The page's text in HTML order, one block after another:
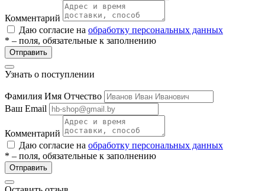
Комментарий
Даю согласие на обработку персональных данных
* – поля, обязательные к заполнению
Отправить
Узнать о поступлении
Фамилия Имя Отчество
Ваш Email
Комментарий
Даю согласие на обработку персональных данных
* – поля, обязательные к заполнению
Отправить